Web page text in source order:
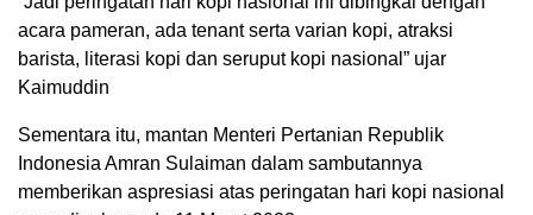
acara pameran, ada tenant serta varian kopi, atraksi
barista, literasi kopi dan seruput kopi nasional” ujar
Kaimuddin
Sementara itu, mantan Menteri Pertanian Republik
Indonesia Amran Sulaiman dalam sambutannya
memberikan aspresiasi atas peringatan hari kopi nasional